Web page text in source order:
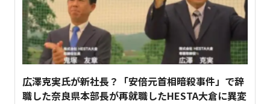
広澤克実氏が新社長？「安倍元首相暗殺事件」で辞
職した奈良県本部長が再就職したHESTA大倉に異変